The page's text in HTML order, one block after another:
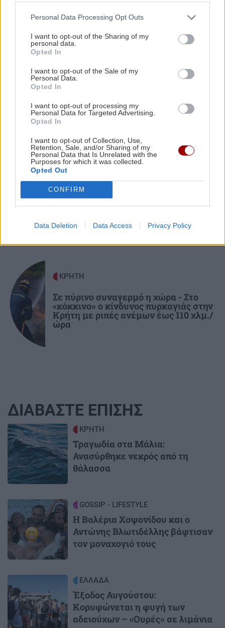
Personal Data Processing Opt Outs
I want to opt-out of the Sharing of my
personal data.
Opted In
I want to opt-out of the Sale of my
Personal Data.
Opted In
I want to opt-out of processing my
Personal Data for Targeted Advertising.
Opted In
I want to opt-out of Collection, Use,
Retention, Sale, and/or Sharing of my
Personal Data that Is Unrelated with the
Purposes for which it was collected.
Opted Out
CONFIRM
Data Deletion Data Access Privacy Policy
Έξοδος Αυγούστου: Κορυφώνεται η φυγή των
αδειούχων – «Ουρές» σε λιμάνια και ΚΤΕΛ
ΕΛΛΑΔΑ
θάνατο του 4χρονου στην πισίνα – Στον
εισαγγελέα ο ιδιοκτήτης
ΚΡΗΤΗ
Ποιες περιοχές θα μείνουν χωρίς νερό
ΚΡΗΤΗ
Κρήτη: Στο «κόκκινο» η τουριστική κίνηση –
100% πληρότητα στα πλοία και αυξημένες
Κλιμάκωση στην Ερυθρά Θάλασσα:
πετρελαϊκές εγκαταστάσεις στην
Τζιζάν
ΕΛΛΑΔΑ
Σκύλος ή Γάτα: Ποιο κατοικίδιο
«συμφέρει» περισσότερο την τσέπη
σου το 2026;
ΚΡΗΤΗ
Σε πύρινο συναγερμό η χώρα - Στο
«κόκκινο» ο κίνδυνος πυρκαγιάς στην
Κρήτη με ριπές ανέμων έως 110 χλμ./
ώρα
ΔΙΑΒΑΣΤΕ ΕΠΙΣΗΣ
Image ΚΡΗΤΗ
Τραγωδία στα Μάλια:
Ανασύρθηκε νεκρός από τη
θάλασσα
Image GOSSIP - LIFESTYLE
Η Βαλέρια Χοψονίδου και ο
Αντώνης Βλωτιδέλλης βάφτισαν
τον μοναχογιό τους
ΕΛΛΑΔΑ
Έξοδος Αυγούστου:
Κορυφώνεται η φυγή των
αδειούχων – «Ουρές» σε λιμάνια